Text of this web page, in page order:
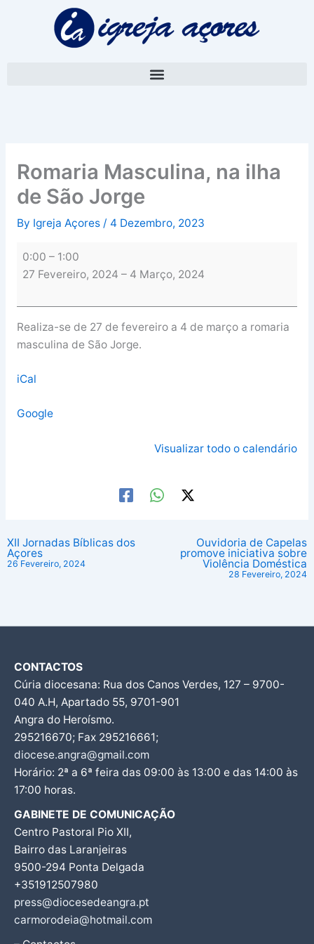
Romaria Masculina, na ilha
de São Jorge
By Igreja Açores / 4 Dezembro, 2023
Masculina,
0:00 – 1:00
27 Fevereiro, 2024 – 4 Março, 2024
Realiza-se de 27 de fevereiro a 4 de março a romaria
masculina de São Jorge.
iCal
Google
Visualizar todo o calendário
XII Jornadas Bíblicas dos
Açores
26 Fevereiro, 2024
Ouvidoria de Capelas
promove iniciativa sobre
Violência Doméstica
28 Fevereiro, 2024
CONTACTOS
Cúria diocesana: Rua dos Canos Verdes, 127 – 9700-
040 A.H, Apartado 55, 9701-901
Angra do Heroísmo.
295216670; Fax 295216661;
diocese.angra@gmail.com
Horário: 2ª a 6ª feira das 09:00 às 13:00 e das 14:00 às
17:00 horas.
GABINETE DE COMUNICAÇÃO
Centro Pastoral Pio XII,
Bairro das Laranjeiras
9500-294 Ponta Delgada
+351912507980
press@diocesedeangra.pt
carmorodeia@hotmail.com